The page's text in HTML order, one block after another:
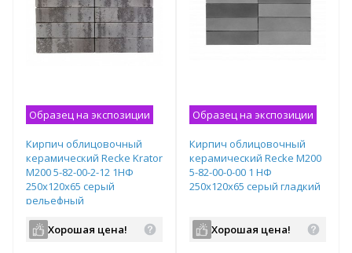
Образец на экспозиции
Кирпич облицовочный
керамический Recke Krator
М200 5-82-00-2-12 1НФ
250х120х65 серый
рельефный
Хорошая цена!
Образец на экспозиции
Кирпич облицовочный
керамический Recke М200
5-82-00-0-00 1 НФ
250х120х65 серый гладкий
Хорошая цена!